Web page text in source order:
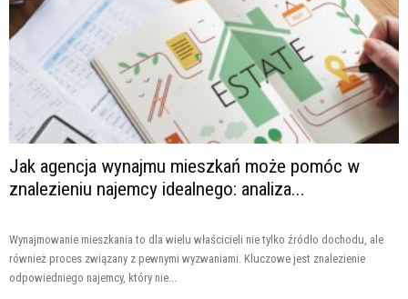
Jak agencja wynajmu mieszkań może pomóc w
znalezieniu najemcy idealnego: analiza...
Wynajmowanie mieszkania to dla wielu właścicieli nie tylko źródło dochodu, ale
również proces związany z pewnymi wyzwaniami. Kluczowe jest znalezienie
odpowiedniego najemcy, który nie...